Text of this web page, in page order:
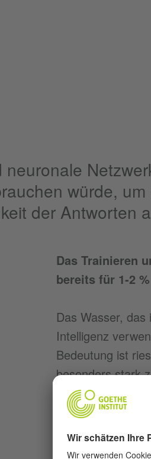
würde,
der Antworten
Das Trainieren
bereits für 1-2
Das Wasser,
Intelligenz
Bedeutung ist
besonders stark
gegen den Bau
GPT-3-Modelle